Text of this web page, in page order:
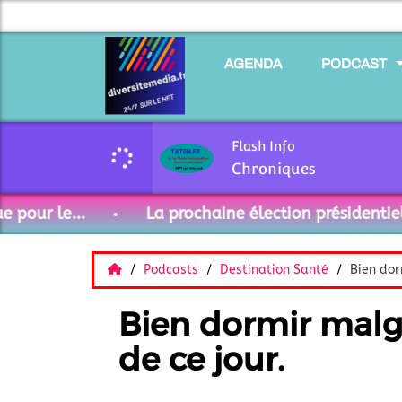
AGENDA PODCAST
Flash Info
Chroniques
le... La prochaine élection présidentielle
Podcasts Destination Santé Bien
Bien dormir
de ce jour.